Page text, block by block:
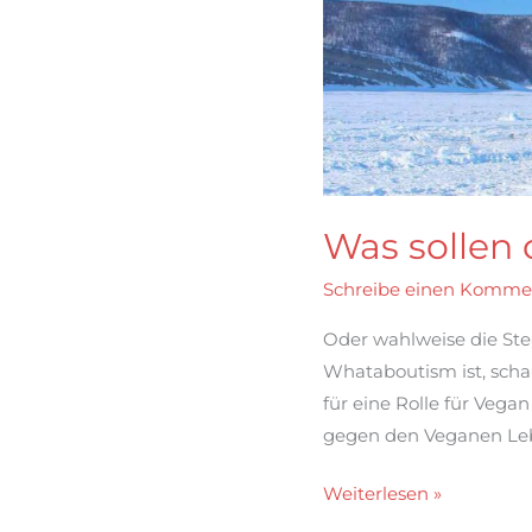
Was sollen
Schreibe einen
Oder wahlweise die
Whataboutism ist,
für eine Rolle für
gegen den Veganen
Was
Weiterlesen »